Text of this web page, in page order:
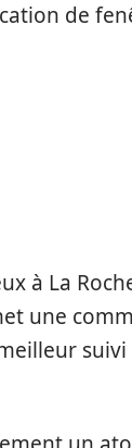
de
à La
une